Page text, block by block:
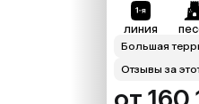
линия
Большая
Отзывы за